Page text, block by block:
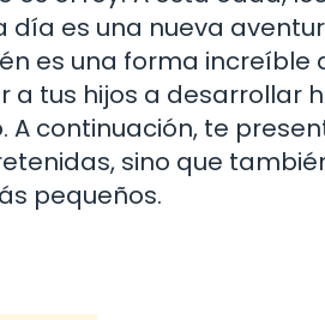
es una nueva
es una forma increíble
a tus hijos a desarrollar
continuación, te
sino que
pequeños.